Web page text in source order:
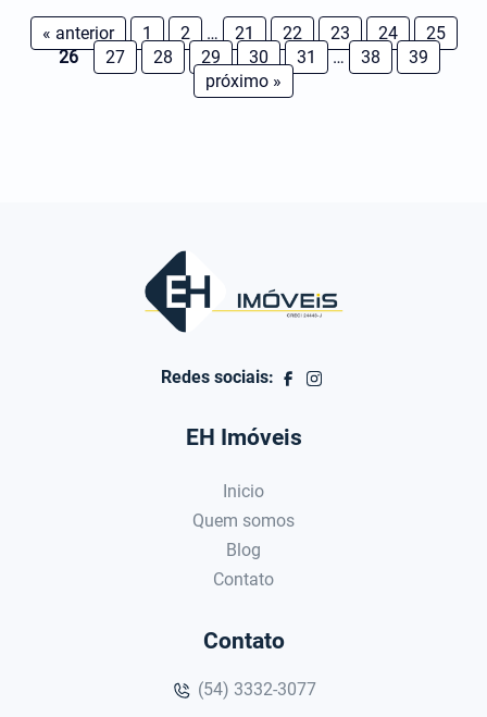
« anterior 1 2 … 21 22 23 24
25
26
27 28 29 30 31 … 38
39
próximo »
Redes sociais:
EH Imóveis
Inicio
Quem somos
Blog
Contato
Contato
(54) 3332-3077